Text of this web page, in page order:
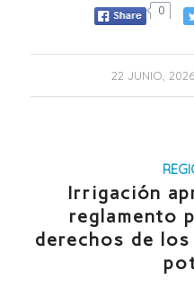
0
22 JUNIO, 2026
/
Irrigación
reglamento
derechos de